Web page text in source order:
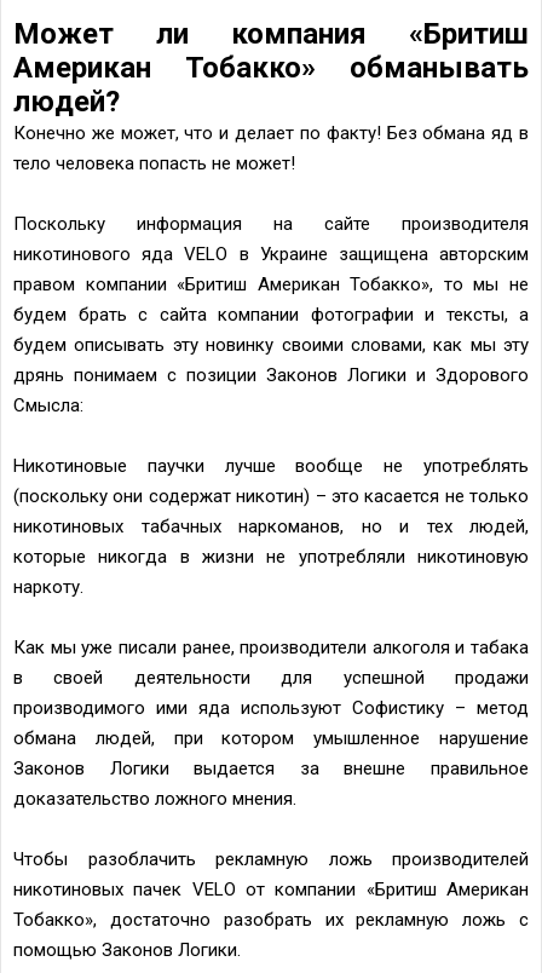
Может ли компания «Бритиш
Американ Тобакко» обманывать
людей?
Конечно же может, что и делает по факту! Без обмана яд в
тело человека попасть не может!
Поскольку информация на сайте производителя
никотинового яда VELO в Украине защищена авторским
правом компании «Бритиш Американ Тобакко», то мы не
будем брать с сайта компании фотографии и тексты, а
будем описывать эту новинку своими словами, как мы эту
дрянь понимаем с позиции Законов Логики и Здорового
Смысла:
Никотиновые паучки лучше вообще не употреблять
(поскольку они содержат никотин) – это касается не только
никотиновых табачных наркоманов, но и тех людей,
которые никогда в жизни не употребляли никотиновую
наркоту.
Как мы уже писали ранее, производители алкоголя и табака
в своей деятельности для успешной продажи
производимого ими яда используют Софистику – метод
обмана людей, при котором умышленное нарушение
Законов Логики выдается за внешне правильное
доказательство ложного мнения.
Чтобы разоблачить рекламную ложь производителей
никотиновых пачек VELO от компании «Бритиш Американ
Тобакко», достаточно разобрать их рекламную ложь с
помощью Законов Логики.